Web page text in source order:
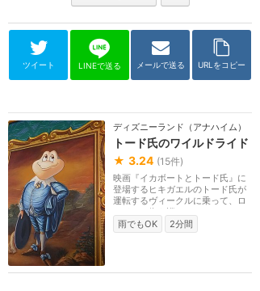
ツイート LINEで送る メールで送る URLをコピー
ディズニーランド（アナハイム）
トード氏のワイルドライド
★ 3.24 (15件)
映画『イカボートとトード氏』に
登場するヒキガエルのトード氏が
運転するヴィークルに乗って、ロ
ンドンの街を巡る...
雨でもOK
2分間